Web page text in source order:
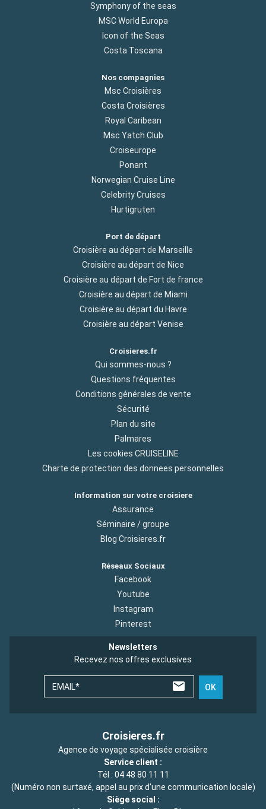
Symphony of the seas
MSC World Europa
Icon of the Seas
Costa Toscana
Nos compagnies
Msc Croisières
Costa Croisières
Royal Caribean
Msc Yatch Club
Croiseurope
Ponant
Norwegian Cruise Line
Celebrity Cruises
Hurtigruten
Port de départ
Croisière au départ de Marseille
Croisière au départ de Nice
Croisière au départ de Fort de france
Croisière au départ de Miami
Croisière au départ du Havre
Croisière au départ Venise
Croisieres.fr
Qui sommes-nous ?
Questions fréquentes
Conditions générales de vente
Sécurité
Plan du site
Palmares
Les cookies CRUISELINE
Charte de protection des donnees personnelles
Information sur votre croisiere
Assurance
Séminaire / groupe
Blog Croisieres.fr
Réseaux Sociaux
Facebook
Youtube
Instagram
Pinterest
Newsletters
Recevez nos offres exclusives
EMAIL* OK
Croisieres.fr
Agence de voyage spécialisée croisière
Service client :
Tél : 04 48 80 11 11
(Numéro non surtaxé, appel au prix d'une communication locale)
Siège social :